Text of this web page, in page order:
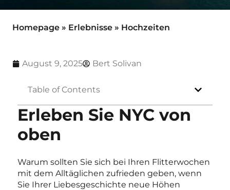
Homepage » Erlebnisse » Hochzeiten
August 9, 2025 Bert Solivan
Table of Contents
Erleben Sie NYC von
oben
Warum sollten Sie sich bei Ihren Flitterwochen
mit dem Alltäglichen zufrieden geben, wenn
Sie Ihrer Liebesgeschichte neue Höhen